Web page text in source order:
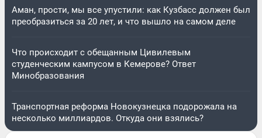
Аман, прости, мы все упустили: как Кузбасс должен был
преобразиться за 20 лет, и что вышло на самом деле
Что происходит с обещанным Цивилевым
студенческим кампусом в Кемерове? Ответ
Минобразования
Транспортная реформа Новокузнецка подорожала на
несколько миллиардов. Откуда они взялись?